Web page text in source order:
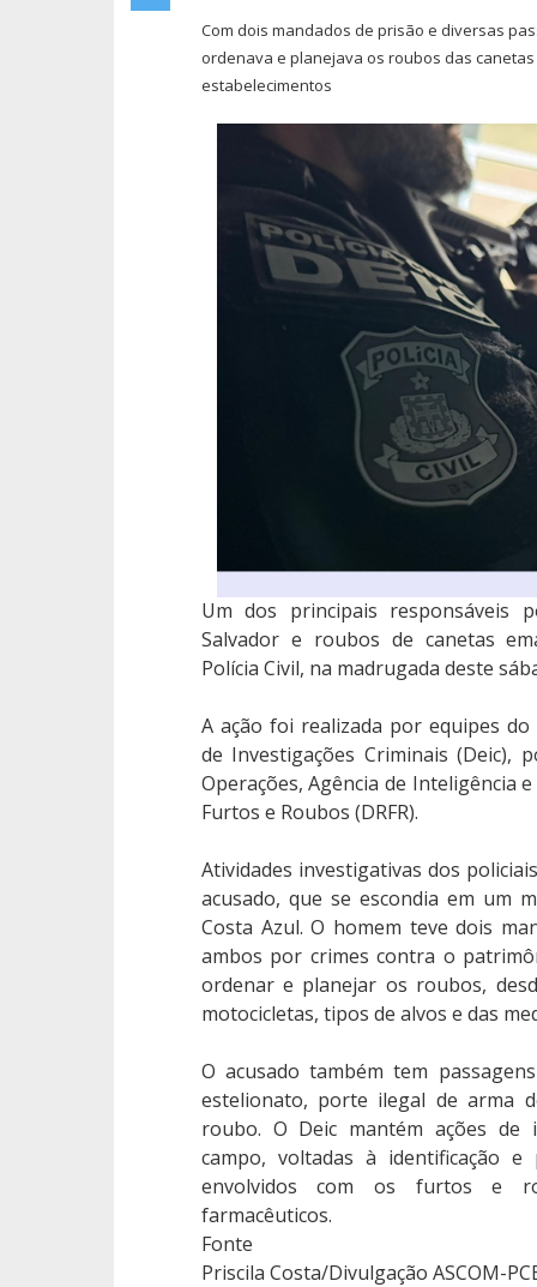
Com dois mandados de prisão e diversas
ordenava e planejava os roubos das
estabelecimentos
Um dos principais responsáveis
Salvador e roubos de canetas
Polícia Civil, na madrugada deste
A ação foi realizada por equipes
de Investigações Criminais (Deic),
Operações, Agência de Inteligência
Furtos e Roubos (DRFR).
Atividades investigativas dos
acusado, que se escondia em um
Costa Azul. O homem teve dois
ambos por crimes contra o
ordenar e planejar os roubos,
motocicletas, tipos de alvos e das
O acusado também tem
estelionato, porte ilegal de arma
roubo. O Deic mantém ações de
campo, voltadas à identificação
envolvidos com os furtos e
farmacêuticos.
Fonte
Priscila Costa/Divulgação ASCOM-